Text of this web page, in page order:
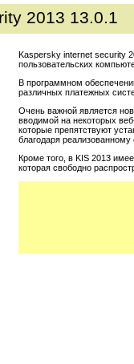
2013 13.0.1
Kaspersky internet security
пользовательских
В программном
различных платежных
Очень важной является
вводимой на некоторых
которые препятствуют
благодаря реализованному
Кроме того, в KIS 2013
которая свободно